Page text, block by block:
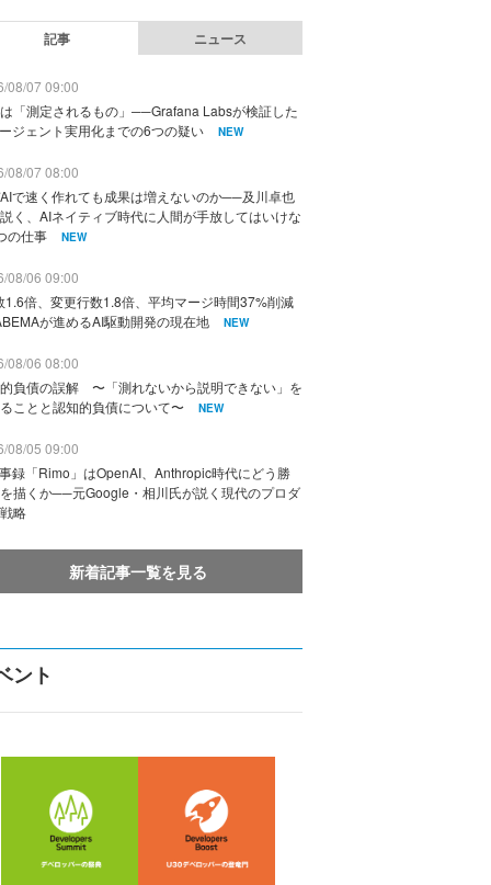
記事 ニュース
08/07 09:00
「測定されるもの」──Grafana Labsが検証した
ジェント実用化までの6つの疑い
NEW
08/07 08:00
で速く作れても成果は増えないのか──及川卓也
く、AIネイティブ時代に人間が手放してはいけな
の仕事
NEW
08/06 09:00
1.6倍、変更行数1.8倍、平均マージ時間37%削減
が進めるAI駆動開発の現在地
NEW
08/06 08:00
負債の誤解 〜「測れないから説明できない」を
ことと認知的負債について〜
NEW
08/05 09:00
録「Rimo」はOpenAI、Anthropic時代にどう勝
描くか──元Google・相川氏が説く現代のプロダ
略
新着記事一覧を見る
ント